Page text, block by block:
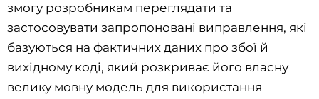
змогу розробникам переглядати та
застосовувати запропоновані виправлення, які
базуються на фактичних даних про збої й
вихідному коді, який розкриває його власну
велику мовну модель для використання